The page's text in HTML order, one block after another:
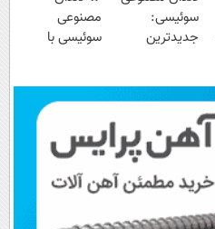
سوئیسی:
جدیدترین
پرداخت قسطی
مصنوعی
سوئیسی با
قسط |📍 تهران